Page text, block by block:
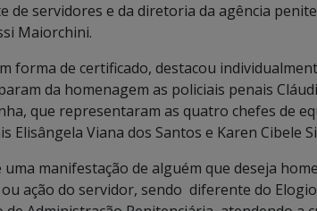
de servidores e da diretoria da agência
Maiorchini.
forma de certificado, destacou
da homenagem as policiais penais
que representaram as quatro chefes de
Elisângela Viana dos Santos e Karen Cibele
manifestação de alguém que deseja
ação do servidor, sendo diferente do